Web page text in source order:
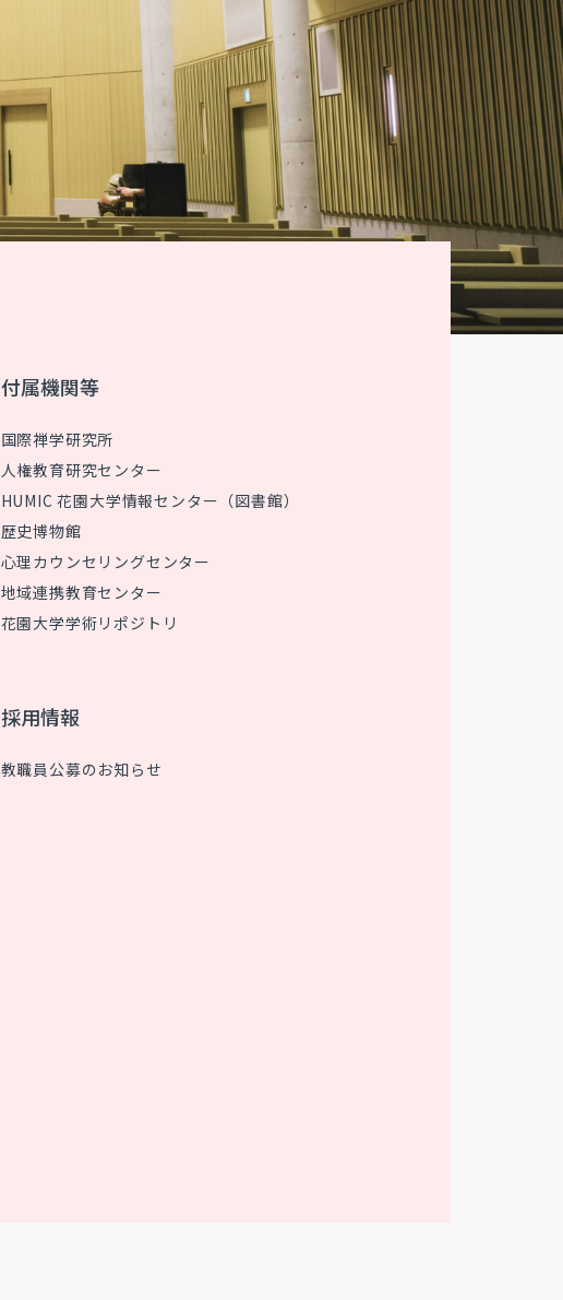
付属機関等
国際禅学研究所
人権教育研究センター
HUMIC 花園大学情報センター（図書館）
歴史博物館
心理カウンセリングセンター
地域連携教育センター
花園大学学術リポジトリ
採用情報
教職員公募のお知らせ